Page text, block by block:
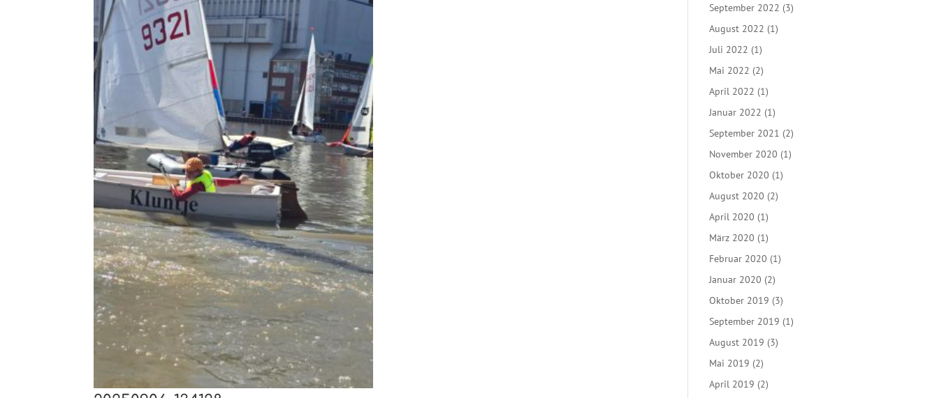
September 2022 (3)
August 2022 (1)
Juli 2022 (1)
Mai 2022 (2)
April 2022 (1)
Januar 2022 (1)
September 2021 (2)
November 2020 (1)
Oktober 2020 (1)
August 2020 (2)
April 2020 (1)
März 2020 (1)
Februar 2020 (1)
Januar 2020 (2)
Oktober 2019 (3)
September 2019 (1)
August 2019 (3)
Mai 2019 (2)
April 2019 (2)